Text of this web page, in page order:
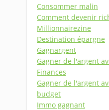
Consommer malin
Comment devenir
Millionnairezine
Destination épargne
Gagnargent
Gagner de l'argent
Finances
Gagner de l'argent
budget
Immo gagnant